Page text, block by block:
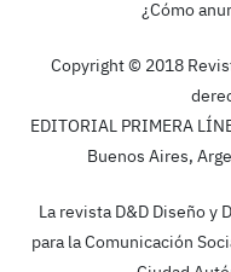
¿Cómo
Copyright © 2018
EDITORIAL PRIMERA
Buenos Aires,
La revista D&D Diseño y
para la Comunicación